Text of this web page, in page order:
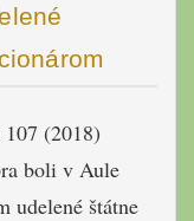
(2018)
boli v Aule
udelené štátne